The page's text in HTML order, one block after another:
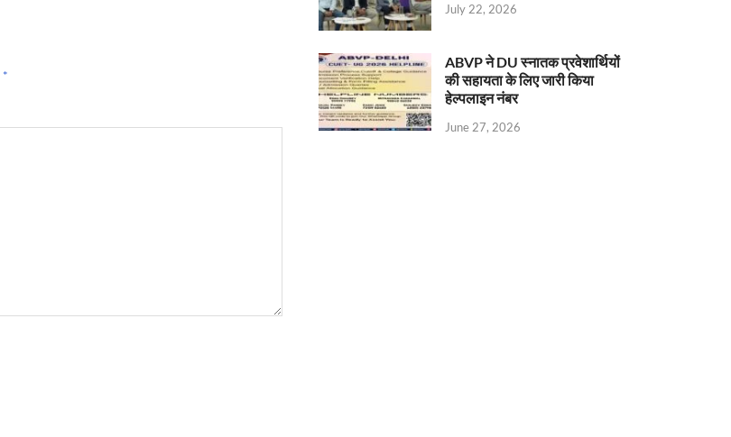
*
July 22, 2026
ABVP ने DU स्नातक प्रवेशार्थियों
की सहायता के लिए जारी किया
हेल्पलाइन नंबर
June 27, 2026